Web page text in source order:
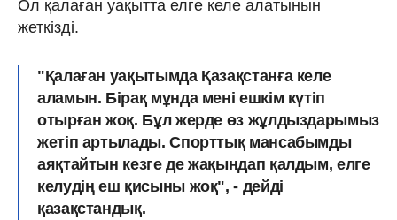
Ол қалаған уақытта елге келе алатынын
жеткізді.
"Қалаған уақытымда Қазақстанға келе
аламын. Бірақ мұнда мені ешкім күтіп
отырған жоқ. Бұл жерде өз жұлдыздарымыз
жетіп артылады. Спорттық мансабымды
аяқтайтын кезге де жақындап қалдым, елге
келудің еш қисыны жоқ", - дейді
қазақстандық.